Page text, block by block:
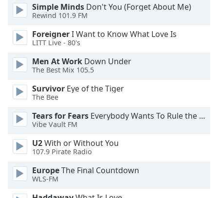
Opacity
Caption
Area
Color
Opacity
Size
Edge
Simple Minds Don't You (Forget About Me)
Rewind 101.9 FM
ForeignerI Want to Know What Love Is
LITT Live - 80's
Men At Work Down Under
The Best Mix 105.5
Survivor Eye of the Tiger
The Bee
Tears for Fears Everybody Wants To Rule the World
Vibe Vault FM
U2With or Without You
107.9 Pirate Radio
EuropeThe Final Countdown
WLS-FM